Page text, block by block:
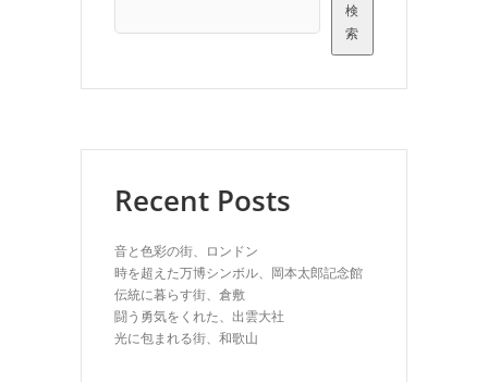
検
索
Recent Posts
音と色彩の街、ロンドン
時を超えた万博シンボル、岡本太郎記念館
伝統に暮らす街、倉敷
闘う勇気をくれた、出雲大社
光に包まれる街、和歌山